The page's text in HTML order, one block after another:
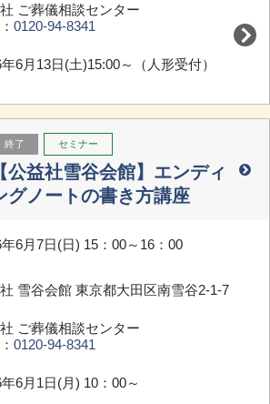
ご葬儀相談センター
0120-94-8341
6月13日(土)15:00～（人形受付）
終了 セミナー
【公益社雪谷会館】エンディ
グノートの書き方講座
年6月7日(日) 15：00～16：00
雪谷会館 東京都大田区南雪谷2-1-7
ご葬儀相談センター
0120-94-8341
6月1日(月) 10：00～